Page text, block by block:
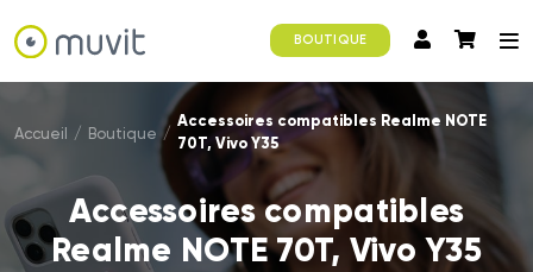
BOUTIQUE
Accueil / Boutique /
Accessoires compatibles Realme NOTE
70T, Vivo Y35
Accessoires compatibles
Realme NOTE 70T, Vivo Y35